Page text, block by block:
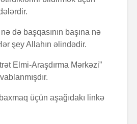
də başqasının başına nə
şey Allahın əlindədir.
Elmi-Araşdırma Mərkəzi”
üçün aşağıdakı linkə